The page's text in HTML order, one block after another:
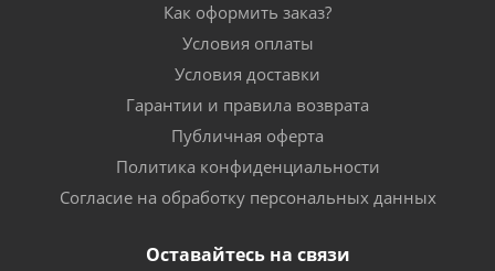
Как оформить заказ?
Условия оплаты
Условия доставки
Гарантии и правила возврата
Публичная оферта
Политика конфиденциальности
Согласие на обработку персональных данных
Оставайтесь на связи